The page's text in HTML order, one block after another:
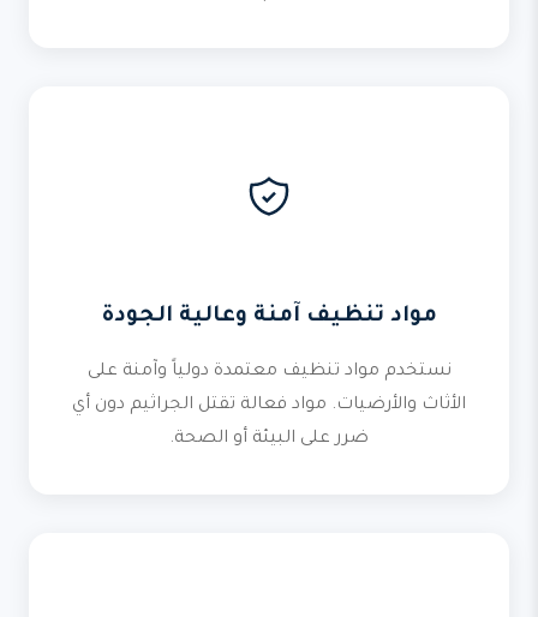
مواد تنظيف آمنة وعالية الجودة
نستخدم مواد تنظيف معتمدة دولياً وآمنة على
الأثاث والأرضيات. مواد فعالة تقتل الجراثيم دون أي
ضرر على البيئة أو الصحة.